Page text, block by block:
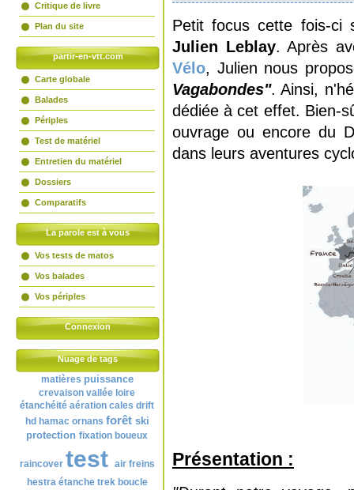
Critique de livre
Plan du site
partir-en-vtt.com
Carte globale
Balades
Périples
Test de matériel
Entretien du matériel
Dossiers
Comparatifs
La parole est à vous
Vos tests de matos
Vos balades
Vos périples
Connexion
Nuage de tags
matières puissance
crevaison vallée loire
étanchéité aération cales drift
hd hamac ornans forêt ski
protection fixation boueux
raincover test air freins
hestra étanche trek boucle
Petit focus cette fois-ci
Julien Leblay. Après
Vélo, Julien nous
Vagabondes". Ainsi,
dédiée à cet effet. Bien-
ouvrage ou encore du
dans leurs aventures
Présentation :